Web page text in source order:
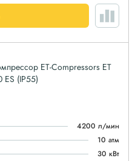
ET-Compressors ET
ES (IP55)
4200 л/мин
10 атм
30 кВт